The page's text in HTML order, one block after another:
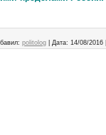
politolog Дата: 14/08/2016